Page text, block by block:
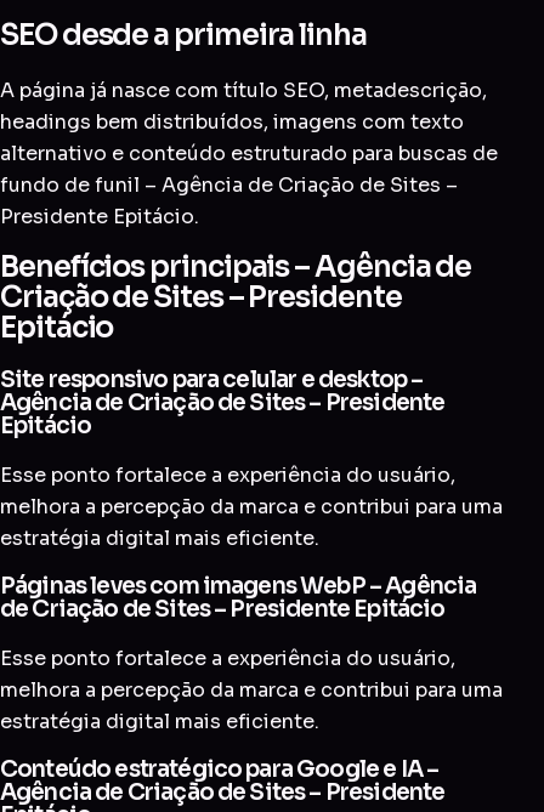
SEO desde a primeira linha
A página já nasce com título SEO, metadescrição,
headings bem distribuídos, imagens com texto
alternativo e conteúdo estruturado para buscas de
fundo de funil – Agência de Criação de Sites –
Presidente Epitácio.
Benefícios principais – Agência de
Criação de Sites – Presidente
Epitácio
Site responsivo para celular e desktop –
Agência de Criação de Sites – Presidente
Epitácio
Esse ponto fortalece a experiência do usuário,
melhora a percepção da marca e contribui para uma
estratégia digital mais eficiente.
Páginas leves com imagens WebP – Agência
de Criação de Sites – Presidente Epitácio
Esse ponto fortalece a experiência do usuário,
melhora a percepção da marca e contribui para uma
estratégia digital mais eficiente.
Conteúdo estratégico para Google e IA –
Agência de Criação de Sites – Presidente